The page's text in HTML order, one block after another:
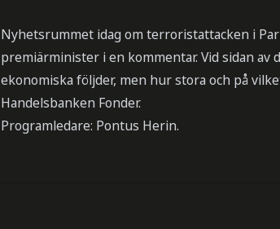
Nyhetsrummet idag om terroristattacken i
premiärminister i en kommentar. Vid sidan
ekonomiska följder, men hur stora och på
Handelsbanken Fonder.
Programledare: Pontus Herin.